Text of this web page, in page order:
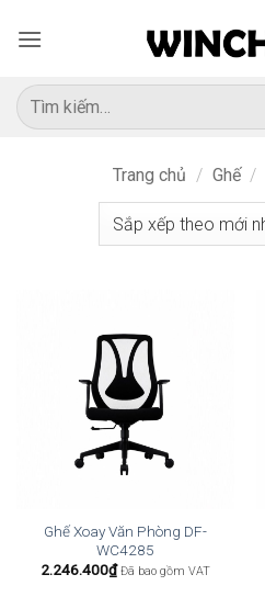
qua
dung
Tìm
kiếm:
Trang chủ / Ghế /
Ghế Xoay Văn Phòng DF-
WC4285
2.246.400₫ Đã bao gồm VAT